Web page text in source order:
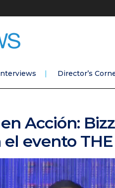
Director’s
Acción:
evento